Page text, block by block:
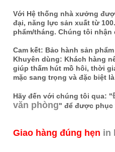
Với Hệ thống nhà xưởng
đại, năng lực sản xuất từ
phẩm/tháng. Chúng tôi nhận
Cam kết: Bảo hành sản
Khuyên dùng: Khách hàng
giúp thấm hút mồ hôi, thời
mặc sang trọng và đặc biệt
Hãy đến với chúng tôi qua: "
văn phòng" để được phục
Giao hàng đúng hẹn in